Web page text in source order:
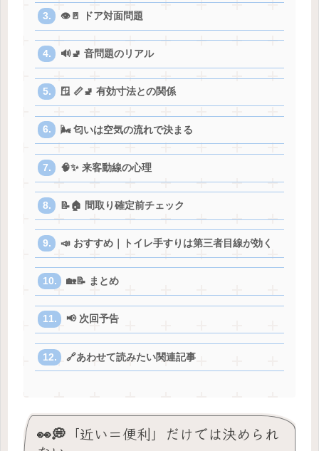
👁🚪 ドア対面問題
🔊🚽 音問題のリアル
🪟 📏🚽 有効寸法との関係
🌬️ 匂いは空気の流れで決まる
🧠✨ 来客動線の心理
📝🏠 間取り確定前チェック
📣 おすすめ｜トイレ手すりは第三者目線が効く
🏡📝 まとめ
📢 次回予告
🔗あわせて読みたい関連記事
👀💭「近い＝便利」だけでは決められ